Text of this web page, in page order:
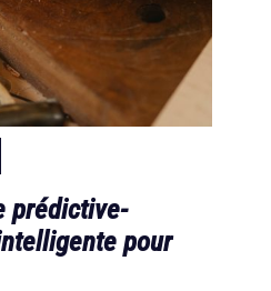
prédictive-
pour